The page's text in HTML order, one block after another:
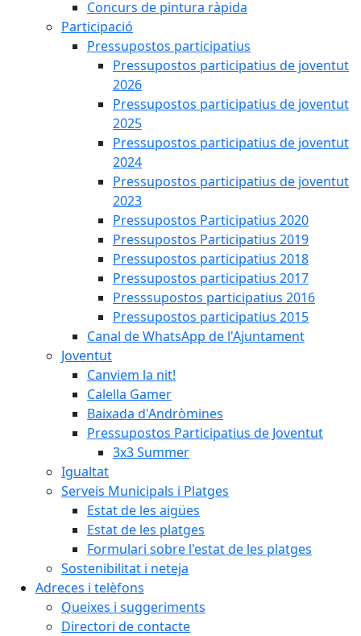
Concurs de pintura ràpida
Participació
Pressupostos participatius
Pressupostos participatius de joventut
2026
Pressupostos participatius de joventut
2025
Pressupostos participatius de joventut
2024
Pressupostos participatius de joventut
2023
Pressupostos Participatius 2020
Pressupostos Participatius 2019
Pressupostos participatius 2018
Pressupostos participatius 2017
Presssupostos participatius 2016
Pressupostos participatius 2015
Canal de WhatsApp de l'Ajuntament
Joventut
Canviem la nit!
Calella Gamer
Baixada d'Andròmines
Pressupostos Participatius de Joventut
3x3 Summer
Igualtat
Serveis Municipals i Platges
Estat de les aigües
Estat de les platges
Formulari sobre l'estat de les platges
Sostenibilitat i neteja
Adreces i telèfons
Queixes i suggeriments
Directori de contacte